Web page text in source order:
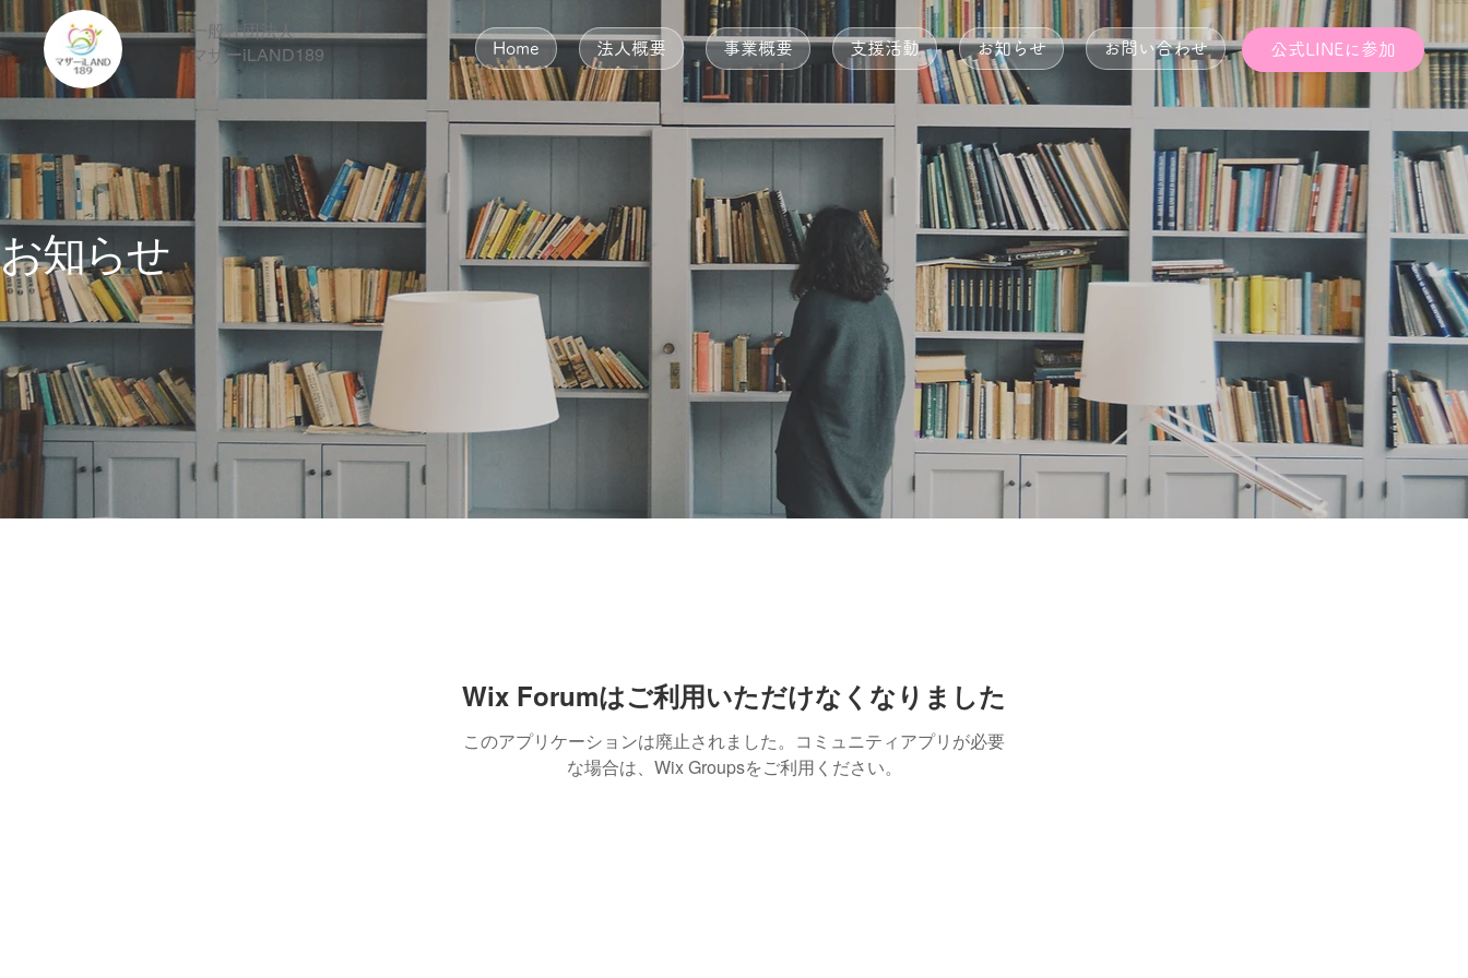
一般社団法人
​マザーiLAND189
Home 法人概要 事業概要 支援活動 お知らせ お問い合わせ 公式LINEに参加
Wix Forumはご利用いただけなくなりました
このアプリケーションは廃止されました。コミュニティアプリが必要
な場合は、Wix Groupsをご利用ください。
お知らせ